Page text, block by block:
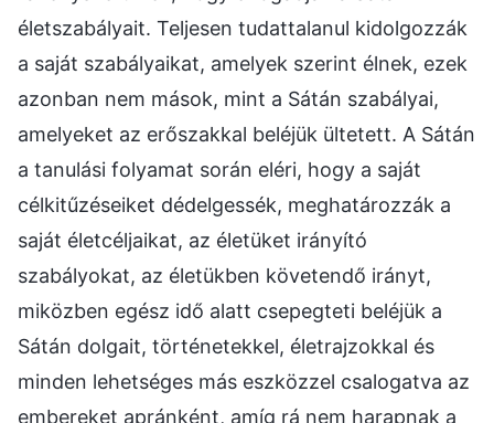
életszabályait. Teljesen tudattalanul kidolgozzák
a saját szabályaikat, amelyek szerint élnek, ezek
azonban nem mások, mint a Sátán szabályai,
amelyeket az erőszakkal beléjük ültetett. A Sátán
a tanulási folyamat során eléri, hogy a saját
célkitűzéseiket dédelgessék, meghatározzák a
saját életcéljaikat, az életüket irányító
szabályokat, az életükben követendő irányt,
miközben egész idő alatt csepegteti beléjük a
Sátán dolgait, történetekkel, életrajzokkal és
minden lehetséges más eszközzel csalogatva az
embereket apránként, amíg rá nem harapnak a